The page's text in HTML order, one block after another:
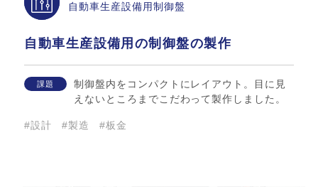
自動車生産設備用制御盤
自動車生産設備用の制御盤の製作
課題
制御盤内をコンパクトにレイアウト。目に見
えないところまでこだわって製作しました。
#設計 #製造 #板金